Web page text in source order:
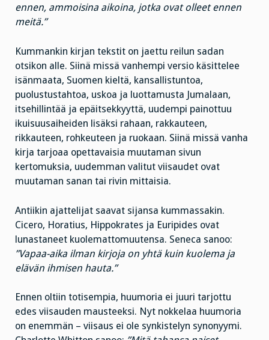
ennen, ammoisina aikoina, jotka ovat olleet ennen
meitä.”
Kummankin kirjan tekstit on jaettu reilun sadan
otsikon alle. Siinä missä vanhempi versio käsittelee
isänmaata, Suomen kieltä, kansallistuntoa,
puolustustahtoa, uskoa ja luottamusta Jumalaan,
itsehillintää ja epäitsekkyyttä, uudempi painottuu
ikuisuusaiheiden lisäksi rahaan, rakkauteen,
rikkauteen, rohkeuteen ja ruokaan. Siinä missä vanha
kirja tarjoaa opettavaisia muutaman sivun
kertomuksia, uudemman valitut viisaudet ovat
muutaman sanan tai rivin mittaisia.
Antiikin ajattelijat saavat sijansa kummassakin.
Cicero, Horatius, Hippokrates ja Euripides ovat
lunastaneet kuolemattomuutensa. Seneca sanoo:
”Vapaa-aika ilman kirjoja on yhtä kuin kuolema ja
elävän ihmisen hauta.”
Ennen oltiin totisempia, huumoria ei juuri tarjottu
edes viisauden mausteeksi. Nyt nokkelaa huumoria
on enemmän – viisaus ei ole synkistelyn synonyymi.